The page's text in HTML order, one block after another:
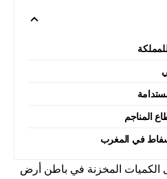
المناجم
في المغرب
الكميات المخزنة في باطن أرض